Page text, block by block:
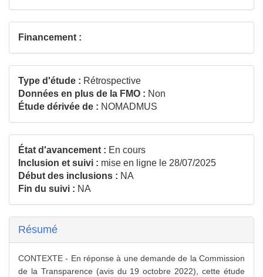
Financement :
Type d'étude : Rétrospective
Données en plus de la FMO : Non
Étude dérivée de : NOMADMUS
État d'avancement : En cours
Inclusion et suivi : mise en ligne le 28/07/2025
Début des inclusions : NA
Fin du suivi : NA
Résumé
CONTEXTE - En réponse à une demande de la Commission
de la Transparence (avis du 19 octobre 2022), cette étude